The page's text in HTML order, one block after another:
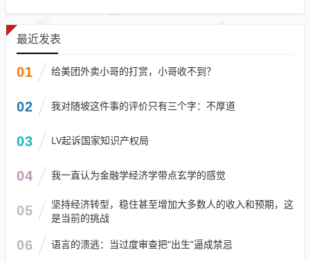
最近发表
01 给美团外卖小哥的打赏，小哥收不到？
02 我对随坡这件事的评价只有三个字：不厚道
03 LV起诉国家知识产权局
04 我一直认为金融学经济学带点玄学的感觉
05
坚持经济转型，稳住甚至增加大多数人的收入和预期，这
是当前的挑战
06 语言的溃逃：当过度审查把“出生”逼成禁忌